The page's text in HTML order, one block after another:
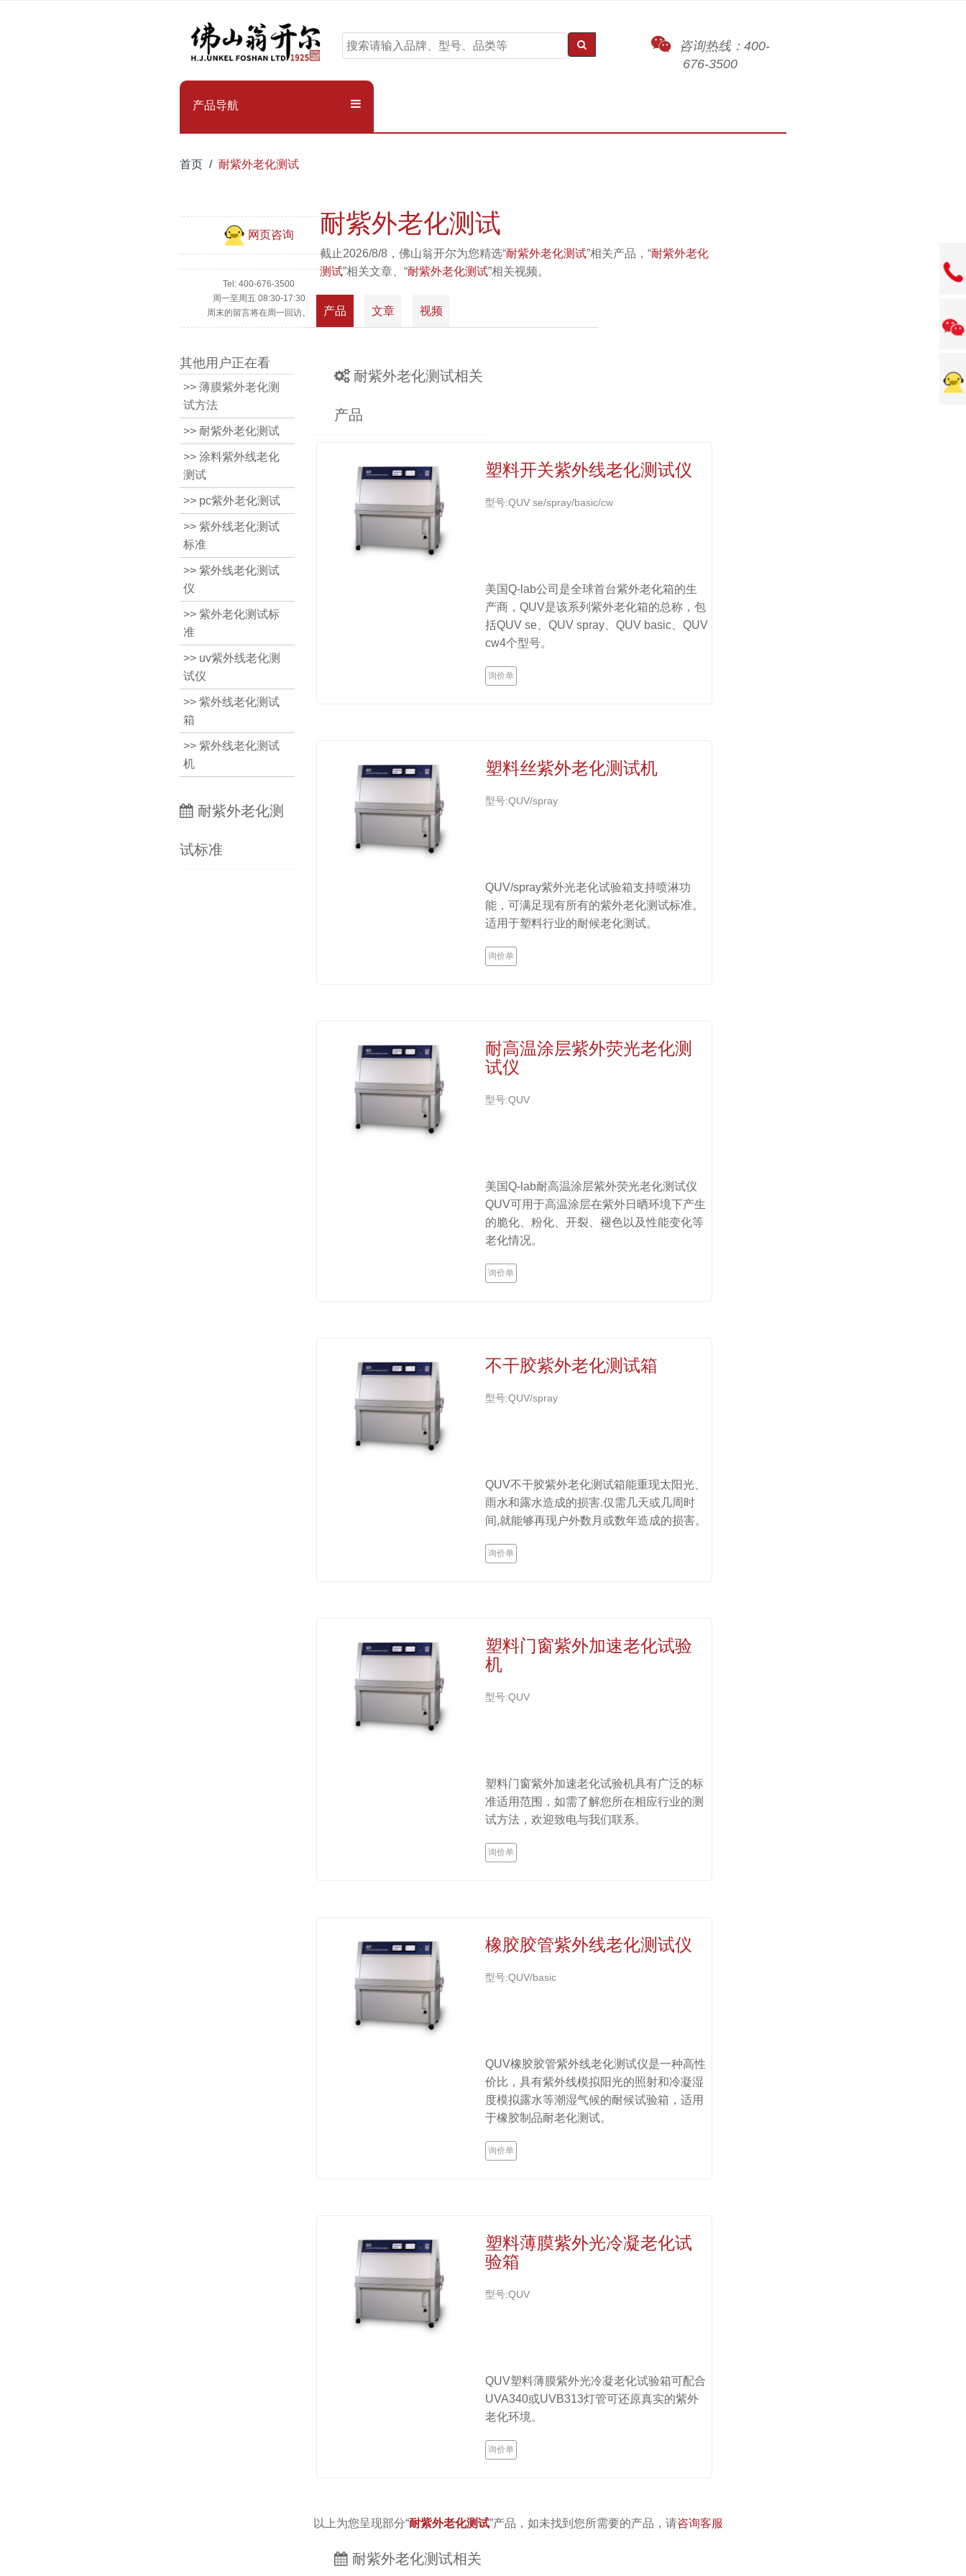
咨询热线：400-
676-3500
产品导航
首页 耐紫外老化测试
耐紫外老化测试
截止2026/8/8，佛山翁开尔为您精选“耐紫外老化测试”相关产品，“耐紫外老化
测试”相关文章、“耐紫外老化测试”相关视频。
产品 文章 视频
耐紫外老化测试相关
产品
塑料开关紫外线老化测试仪
型号:QUV se/spray/basic/cw
美国Q-lab公司是全球首台紫外老化箱的生
产商，QUV是该系列紫外老化箱的总称，包
括QUV se、QUV spray、QUV basic、QUV
cw4个型号。
询价单
塑料丝紫外老化测试机
型号:QUV/spray
QUV/spray紫外光老化试验箱支持喷淋功
能，可满足现有所有的紫外老化测试标准。
适用于塑料行业的耐候老化测试。
询价单
耐高温涂层紫外荧光老化测
试仪
型号:QUV
美国Q-lab耐高温涂层紫外荧光老化测试仪
QUV可用于高温涂层在紫外日晒环境下产生
的脆化、粉化、开裂、褪色以及性能变化等
老化情况。
询价单
不干胶紫外老化测试箱
型号:QUV/spray
QUV不干胶紫外老化测试箱能重现太阳光、
雨水和露水造成的损害.仅需几天或几周时
间,就能够再现户外数月或数年造成的损害。
询价单
塑料门窗紫外加速老化试验
机
型号:QUV
塑料门窗紫外加速老化试验机具有广泛的标
准适用范围，如需了解您所在相应行业的测
试方法，欢迎致电与我们联系。
询价单
橡胶胶管紫外线老化测试仪
型号:QUV/basic
QUV橡胶胶管紫外线老化测试仪是一种高性
价比，具有紫外线模拟阳光的照射和冷凝湿
度模拟露水等潮湿气候的耐候试验箱，适用
于橡胶制品耐老化测试。
询价单
塑料薄膜紫外光冷凝老化试
验箱
型号:QUV
QUV塑料薄膜紫外光冷凝老化试验箱可配合
UVA340或UVB313灯管可还原真实的紫外
老化环境。
询价单
以上为您呈现部分“耐紫外老化测试”产品，如未找到您所需要的产品，请咨询客服
耐紫外老化测试相关
网页咨询
Tel: 400-676-3500
周一至周五 08:30-17:30
周末的留言将在周一回访。
其他用户正在看
>> 薄膜紫外老化测
试方法
>> 耐紫外老化测试
>> 涂料紫外线老化
测试
>> pc紫外老化测试
>> 紫外线老化测试
标准
>> 紫外线老化测试
仪
>> 紫外老化测试标
准
>> uv紫外线老化测
试仪
>> 紫外线老化测试
箱
>> 紫外线老化测试
机
耐紫外老化测
试标准